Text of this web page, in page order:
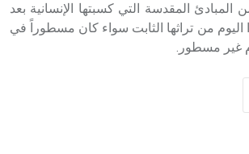
المبادئ المقدسة التي كسبتها الإنسانية بعد
من تراثها الثابت سواء كان مسطوراً في
أم غير مسطور.